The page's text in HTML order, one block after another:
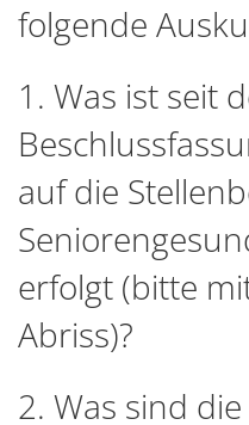
folgende
1. Was ist seit
auf die
erfolgt (bitte
Abriss)?
2. Was sind